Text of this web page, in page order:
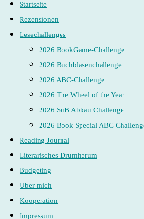
Startseite
Rezensionen
Lesechallenges
2026 BookGame-Challenge
2026 Buchblasenchallenge
2026 ABC-Challenge
2026 The Wheel of the Year
2026 SuB Abbau Challenge
2026 Book Special ABC
Reading Journal
Literarisches Drumherum
Budgeting
Über mich
Kooperation
Impressum